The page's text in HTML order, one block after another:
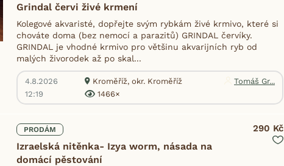
Grindal červi živé krmení
Kolegové akvaristé, dopřejte svým rybkám živé krmivo, které si
chováte doma (bez nemocí a parazitů) GRINDAL červíky.
GRINDAL je vhodné krmivo pro většinu akvarijních ryb od
malých živorodek až po skal...
4.8.2026
12:19
Kroměříž, okr. Kroměříž
Tomáš Gr...
1466×
PRODÁM
Izraelská nitěnka- Izya worm, násada na
domácí pěstování
290 Kč